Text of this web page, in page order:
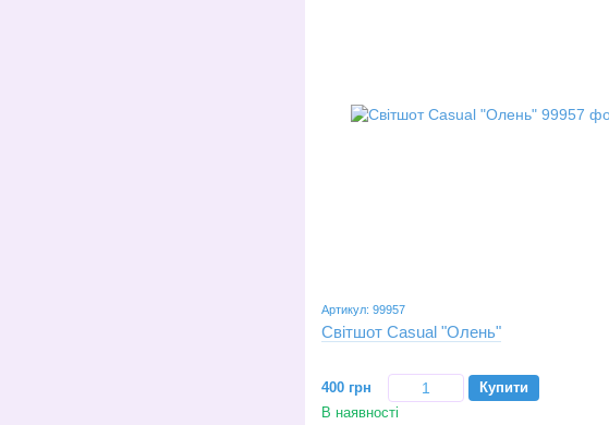
Артикул: 99957
Світшот Casual "Олень"
400 грн
Купити
В наявності